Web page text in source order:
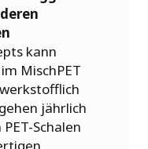
kann
MischPET
jährlich
Schalen